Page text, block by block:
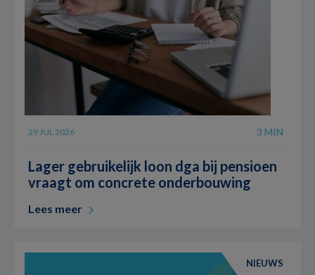
29 JUL 2026 3 MIN
Lager gebruikelijk loon dga bij pensioen
vraagt om concrete onderbouwing
Lees meer
NIEUWS